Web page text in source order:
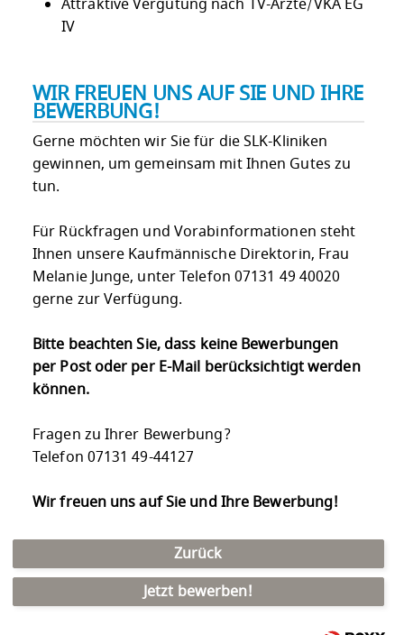
Attraktive Vergütung nach TV-Ärzte/VKA EG
IV
WIR FREUEN UNS AUF SIE UND IHRE
BEWERBUNG!
Gerne möchten wir Sie für die SLK-Kliniken
gewinnen, um gemeinsam mit Ihnen Gutes zu
tun.
Für Rückfragen und Vorabinformationen steht
Ihnen unsere Kaufmännische Direktorin, Frau
Melanie Junge, unter Telefon 07131 49 40020
gerne zur Verfügung.
Bitte beachten Sie, dass keine Bewerbungen
per Post oder per E-Mail berücksichtigt werden
können.
Fragen zu Ihrer Bewerbung?
Telefon 07131 49-44127
Wir freuen uns auf Sie und Ihre Bewerbung!
Zurück
Jetzt bewerben!